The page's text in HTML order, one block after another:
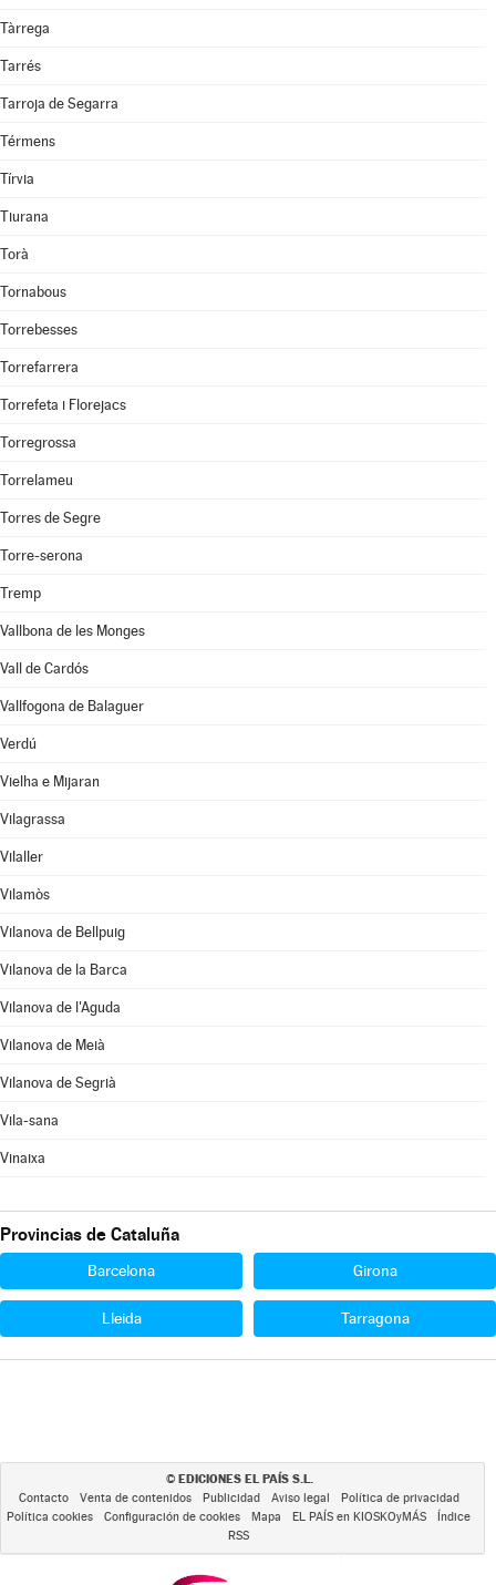
Tàrrega
Tarrés
Tarroja de Segarra
Térmens
Tírvia
Tiurana
Torà
Tornabous
Torrebesses
Torrefarrera
Torrefeta i Florejacs
Torregrossa
Torrelameu
Torres de Segre
Torre-serona
Tremp
Vallbona de les Monges
Vall de Cardós
Vallfogona de Balaguer
Verdú
Vielha e Mijaran
Vilagrassa
Vilaller
Vilamòs
Vilanova de Bellpuig
Vilanova de la Barca
Vilanova de l'Aguda
Vilanova de Meià
Vilanova de Segrià
Vila-sana
Vinaixa
Provincias de Cataluña
Barcelona Girona
Lleida Tarragona
© EDICIONES EL PAÍS S.L.
Contacto Venta de contenidos Publicidad Aviso legal
Política de privacidad
Política cookies
Configuración de cookies Mapa EL PAÍS en KIOSKOyMÁS
Índice
RSS